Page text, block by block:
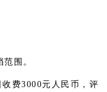
围。
费3000元人民币，评